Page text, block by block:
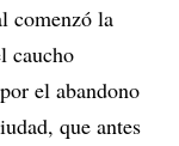
comenzó la
caucho
el abandono
que antes